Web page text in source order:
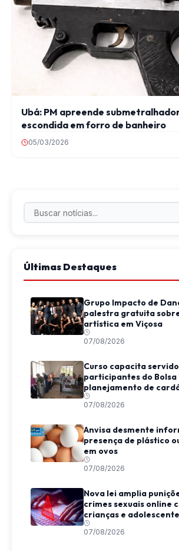
Ubá: PM apreende
escondida em forro de banheiro
05/03/2026
Últimas Destaques
Grupo Impacto de
palestra gratuita
artística em Viçosa
07/08/2026
Curso capacita
participantes do Bolsa
planejamento de
Viçosa
07/08/2026
Anvisa desmente
presença de plástico
em ovos
07/08/2026
Nova lei amplia
crimes sexuais online
crianças e
07/08/2026